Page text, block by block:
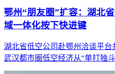
鄂州“朋友圈”扩容：湖北
域一体化按下快进键
湖北省低空公司赴鄂州洽谈平台
武汉都市圈低空经济从“单打独斗